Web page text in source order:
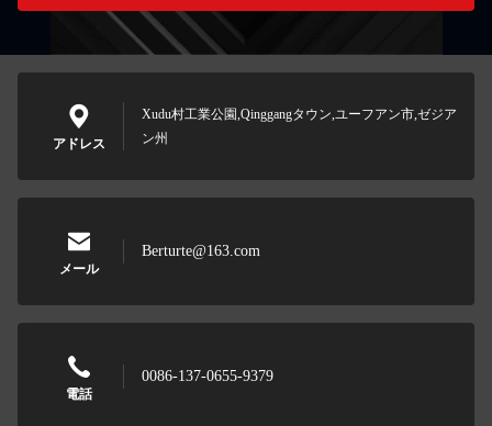
アドレス
Xudu村工業公園,Qinggangタウン,ユーフアン市,ゼジア
ン州
メール
Berturte@163.com
電話
0086-137-0655-9379